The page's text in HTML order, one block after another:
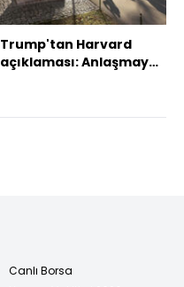
Trump'tan Harvard
açıklaması: Anlaşmaya
Canlı Borsa